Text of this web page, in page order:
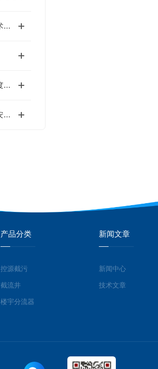
液动旋转堰门重庆项目技术指导
全自动隔油设备智能化程度高,无需繁琐的人工操作
湖北枝江液动下开式堰门安装要求
产品分类
控源截污
截流井
楼宇分流器
新闻文章
新闻中心
技术文章